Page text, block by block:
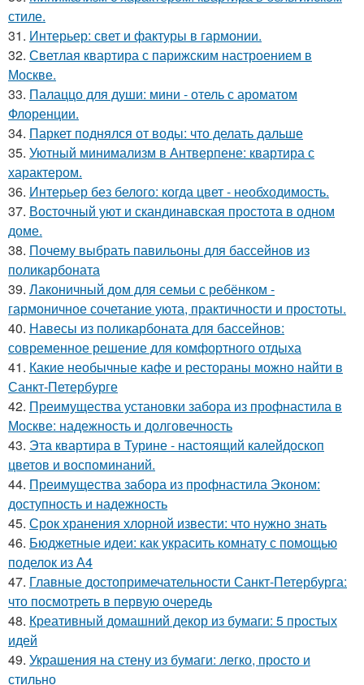
стиле.
31. Интерьер: свет и фактуры в гармонии.
32. Светлая квартира с парижским настроением в
Москве.
33. Палаццо для души: мини - отель с ароматом
Флоренции.
34. Паркет поднялся от воды: что делать дальше
35. Уютный минимализм в Антверпене: квартира с
характером.
36. Интерьер без белого: когда цвет - необходимость.
37. Восточный уют и скандинавская простота в одном
доме.
38. Почему выбрать павильоны для бассейнов из
поликарбоната
39. Лаконичный дом для семьи с ребёнком -
гармоничное сочетание уюта, практичности и простоты.
40. Навесы из поликарбоната для бассейнов:
современное решение для комфортного отдыха
41. Какие необычные кафе и рестораны можно найти в
Санкт-Петербурге
42. Преимущества установки забора из профнастила в
Москве: надежность и долговечность
43. Эта квартира в Турине - настоящий калейдоскоп
цветов и воспоминаний.
44. Преимущества забора из профнастила Эконом:
доступность и надежность
45. Срок хранения хлорной извести: что нужно знать
46. Бюджетные идеи: как украсить комнату с помощью
поделок из А4
47. Главные достопримечательности Санкт-Петербурга:
что посмотреть в первую очередь
48. Креативный домашний декор из бумаги: 5 простых
идей
49. Украшения на стену из бумаги: легко, просто и
стильно